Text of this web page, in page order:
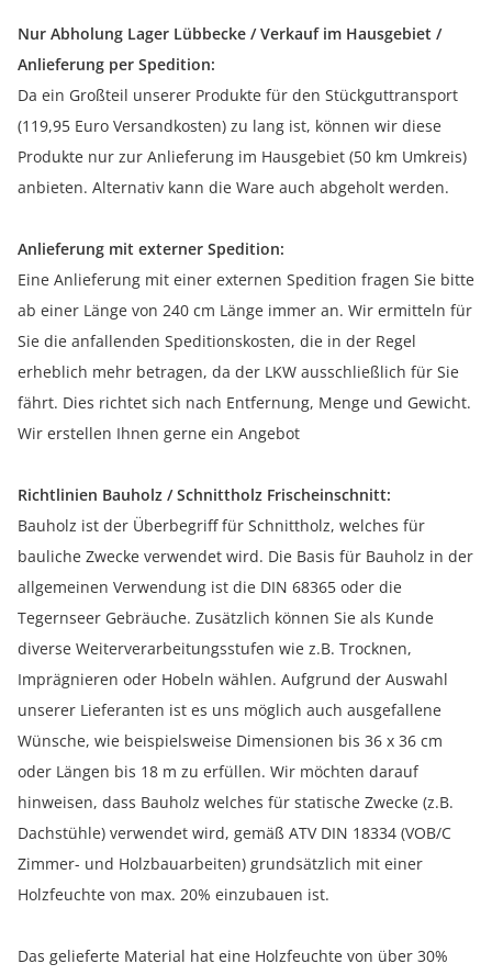
Nur Abholung Lager Lübbecke / Verkauf im Hausgebiet /
Anlieferung per Spedition:
Da ein Großteil unserer Produkte für den Stückguttransport
(119,95 Euro Versandkosten) zu lang ist, können wir diese
Produkte nur zur Anlieferung im Hausgebiet (50 km Umkreis)
anbieten. Alternativ kann die Ware auch abgeholt werden.
Anlieferung mit externer Spedition:
Eine Anlieferung mit einer externen Spedition fragen Sie bitte
ab einer Länge von 240 cm Länge immer an. Wir ermitteln für
Sie die anfallenden Speditionskosten, die in der Regel
erheblich mehr betragen, da der LKW ausschließlich für Sie
fährt. Dies richtet sich nach Entfernung, Menge und Gewicht.
Wir erstellen Ihnen gerne ein Angebot
Richtlinien Bauholz / Schnittholz Frischeinschnitt:
Bauholz ist der Überbegriff für Schnittholz, welches für
bauliche Zwecke verwendet wird. Die Basis für Bauholz in der
allgemeinen Verwendung ist die DIN 68365 oder die
Tegernseer Gebräuche. Zusätzlich können Sie als Kunde
diverse Weiterverarbeitungsstufen wie z.B. Trocknen,
Imprägnieren oder Hobeln wählen. Aufgrund der Auswahl
unserer Lieferanten ist es uns möglich auch ausgefallene
Wünsche, wie beispielsweise Dimensionen bis 36 x 36 cm
oder Längen bis 18 m zu erfüllen. Wir möchten darauf
hinweisen, dass Bauholz welches für statische Zwecke (z.B.
Dachstühle) verwendet wird, gemäß ATV DIN 18334 (VOB/C
Zimmer- und Holzbauarbeiten) grundsätzlich mit einer
Holzfeuchte von max. 20% einzubauen ist.
Das gelieferte Material hat eine Holzfeuchte von über 30%